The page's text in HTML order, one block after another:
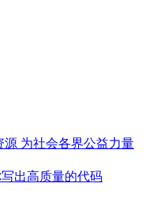
为社会各界公益力量
写出高质量的代码